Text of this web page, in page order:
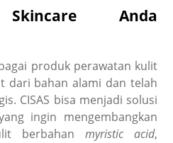
Skincare Anda
produk perawatan kulit
dari bahan alami dan telah
CISAS bisa menjadi solusi
ingin mengembangkan
berbahan myristic acid,